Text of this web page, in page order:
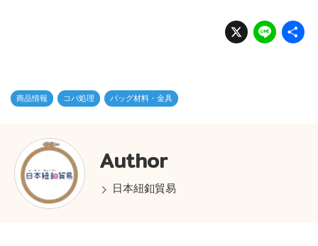
X Li
n
商品情報 コバ処理 バッグ材料・金具
Author
日本紐釦貿易